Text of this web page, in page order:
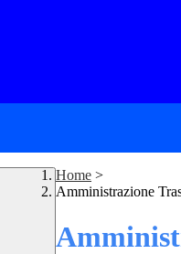
Home >
Amministrazione